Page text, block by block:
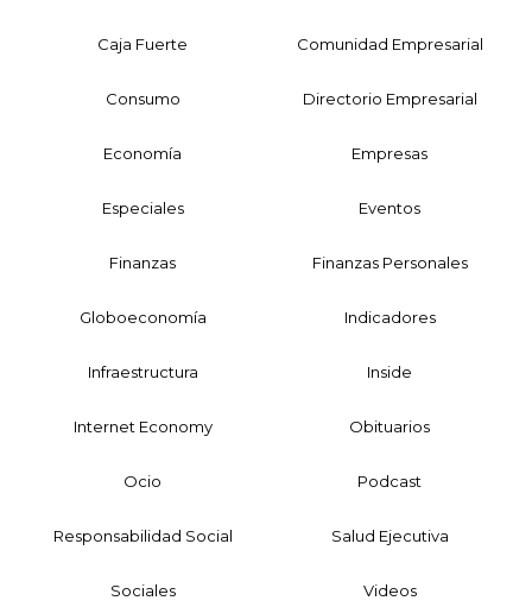
Caja Fuerte Comunidad Empresarial
Consumo Directorio Empresarial
Economía Empresas
Especiales Eventos
Finanzas Finanzas Personales
Globoeconomía Indicadores
Infraestructura Inside
Internet Economy Obituarios
Ocio Podcast
Responsabilidad Social Salud Ejecutiva
Sociales Videos